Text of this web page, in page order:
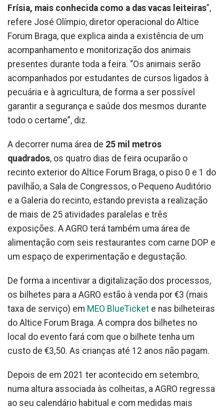
Frísia, mais conhecida como a das vacas leiteiras”,
refere José Olímpio, diretor operacional do Altice
Forum Braga, que explica ainda a existência de um
acompanhamento e monitorização dos animais
presentes durante toda a feira. “Os animais serão
acompanhados por estudantes de cursos ligados à
pecuária e à agricultura, de forma a ser possível
garantir a segurança e saúde dos mesmos durante
todo o certame”, diz.
A decorrer numa área de 25 mil metros
quadrados, os quatro dias de feira ocuparão o
recinto exterior do Altice Forum Braga, o piso 0 e 1 do
pavilhão, a Sala de Congressos, o Pequeno Auditório
e a Galeria do recinto, estando prevista a realização
de mais de 25 atividades paralelas e três
exposições. A AGRO terá também uma área de
alimentação com seis restaurantes com carne DOP e
um espaço de experimentação e degustação.
De forma a incentivar a digitalização dos processos,
os bilhetes para a AGRO estão à venda por €3 (mais
taxa de serviço) em MEO BlueTicket e nas bilheteiras
do Altice Forum Braga. A compra dos bilhetes no
local do evento fará com que o bilhete tenha um
custo de €3,50. As crianças até 12 anos não pagam.
Depois de em 2021 ter acontecido em setembro,
numa altura associada às colheitas, a AGRO regressa
ao seu calendário habitual e com medidas mais